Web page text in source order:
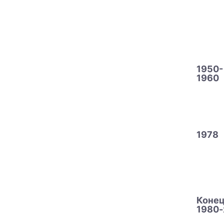
1950-
1960
1978